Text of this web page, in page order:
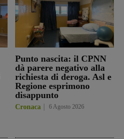
Punto nascita: il CPNN
dà parere negativo alla
richiesta di deroga. Asl e
Regione esprimono
disappunto
Cronaca 6 Agosto 2026